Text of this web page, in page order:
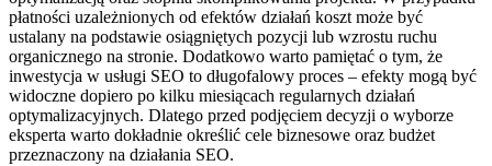
płatności uzależnionych od efektów działań koszt może być
ustalany na podstawie osiągniętych pozycji lub wzrostu ruchu
organicznego na stronie. Dodatkowo warto pamiętać o tym, że
inwestycja w usługi SEO to długofalowy proces – efekty mogą być
widoczne dopiero po kilku miesiącach regularnych działań
optymalizacyjnych. Dlatego przed podjęciem decyzji o wyborze
eksperta warto dokładnie określić cele biznesowe oraz budżet
przeznaczony na działania SEO.